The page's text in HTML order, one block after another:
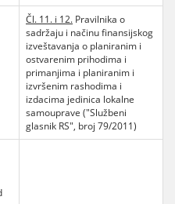
Čl. 11. i 12. Pravilnika o
sadržaju i načinu finansijskog
izveštavanja o planiranim i
ostvarenim prihodima i
primanjima i planiranim i
izvršenim rashodima i
izdacima jedinica lokalne
samouprave ("Službeni
glasnik RS", broj 79/2011)